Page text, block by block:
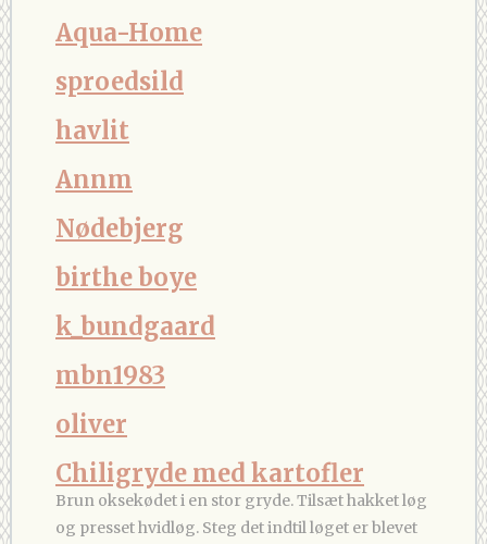
Aqua-Home
sproedsild
havlit
Annm
Nødebjerg
birthe boye
k_bundgaard
mbn1983
oliver
Chiligryde med kartofler
Brun oksekødet i en stor gryde. Tilsæt hakket løg
og presset hvidløg. Steg det indtil løget er blevet